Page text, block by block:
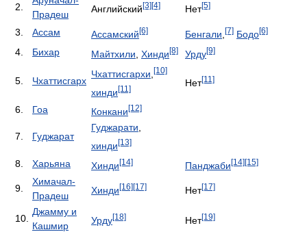
2.
Прадеш
Английский[3][4] Нет[5]
3. Ассам Ассамский[6] Бенгали [7] Бодо[6]
4. Бихар Майтхили Хинди[8] Урду[9]
5. Чхаттисгарх
Чхаттисгархи [10]
хинди[11]
Нет[11]
6. Гоа Конкани[12]
7. Гуджарат
Гуджарати
хинди[13]
8. Харьяна Хинди[14] Панджаби[14][15]
9.
Химачал-
Прадеш
Хинди[16][17] Нет[17]
10.
Джамму и
Кашмир
Урду[18] Нет[19]